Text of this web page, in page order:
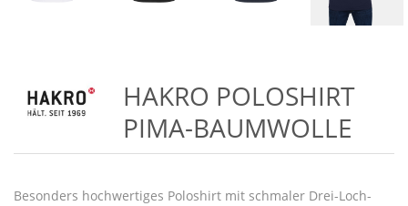
HAKRO POLOSHIRT
PIMA-BAUMWOLLE
Besonders hochwertiges Poloshirt mit schmaler Drei-Loch-